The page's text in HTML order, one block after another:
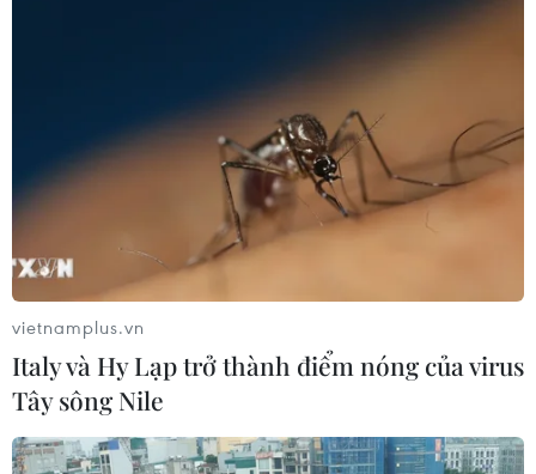
EU và Mỹ cần hợp tác đối phó với cuộc
khủng hoảng ở Ukraine
Chủ tịch Hội đồng châu Âu (EC) Donald Tusk cho biết
Liên minh châu Âu (EU) và Mỹ cần sát cánh để đối phó
với tình hình ngày càng tồi tệ ở Ukraine.
vietnamplus.vn
Italy và Hy Lạp trở thành điểm nóng của virus
Tây sông Nile